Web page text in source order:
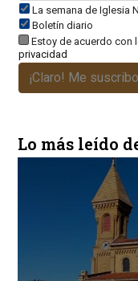
La semana de Iglesia
Boletín diario
Estoy de acuerdo con
privacidad
¡Claro! Me suscribo
Lo más leído